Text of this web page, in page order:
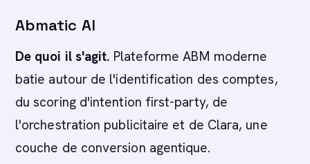
Abmatic AI
De quoi il s'agit. Plateforme ABM moderne
batie autour de l'identification des comptes,
du scoring d'intention first-party, de
l'orchestration publicitaire et de Clara, une
couche de conversion agentique.